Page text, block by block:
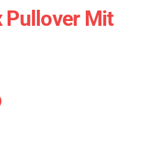
Pullover Mit